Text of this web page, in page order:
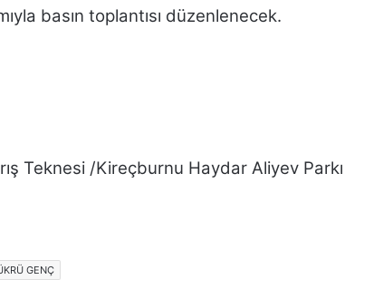
basın toplantısı düzenlenecek.
Teknesi /Kireçburnu Haydar Aliyev Parkı
GENÇ